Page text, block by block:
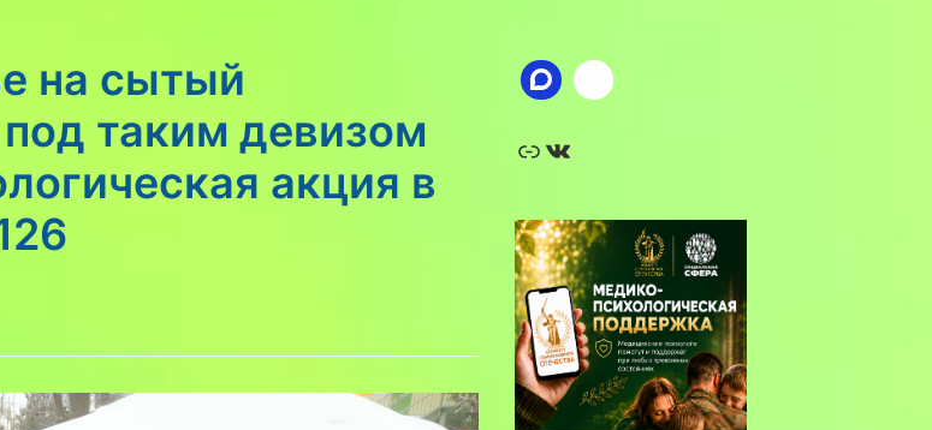
на сытый
таким девизом
акция в
Ссылка